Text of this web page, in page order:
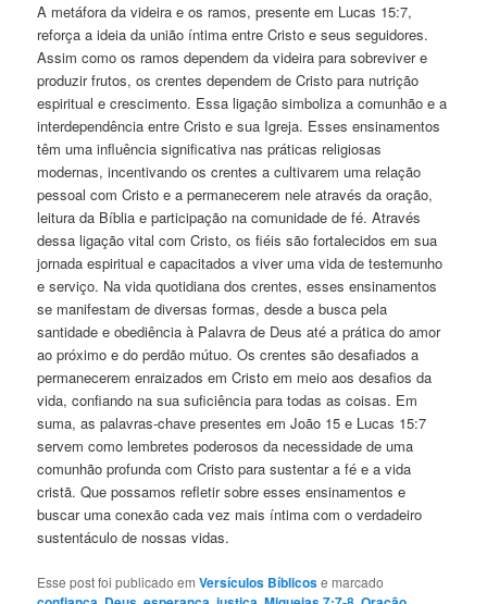
A metáfora da videira e os ramos, presente em Lucas 15:7,
reforça a ideia da união íntima entre Cristo e seus seguidores.
Assim como os ramos dependem da videira para sobreviver e
produzir frutos, os crentes dependem de Cristo para nutrição
espiritual e crescimento. Essa ligação simboliza a comunhão e a
interdependência entre Cristo e sua Igreja. Esses ensinamentos
têm uma influência significativa nas práticas religiosas
modernas, incentivando os crentes a cultivarem uma relação
pessoal com Cristo e a permanecerem nele através da oração,
leitura da Bíblia e participação na comunidade de fé. Através
dessa ligação vital com Cristo, os fiéis são fortalecidos em sua
jornada espiritual e capacitados a viver uma vida de testemunho
e serviço. Na vida quotidiana dos crentes, esses ensinamentos
se manifestam de diversas formas, desde a busca pela
santidade e obediência à Palavra de Deus até a prática do amor
ao próximo e do perdão mútuo. Os crentes são desafiados a
permanecerem enraizados em Cristo em meio aos desafios da
vida, confiando na sua suficiência para todas as coisas. Em
suma, as palavras-chave presentes em João 15 e Lucas 15:7
servem como lembretes poderosos da necessidade de uma
comunhão profunda com Cristo para sustentar a fé e a vida
cristã. Que possamos refletir sobre esses ensinamentos e
buscar uma conexão cada vez mais íntima com o verdadeiro
sustentáculo de nossas vidas.
Esse post foi publicado emVersículos Bíblicose marcado